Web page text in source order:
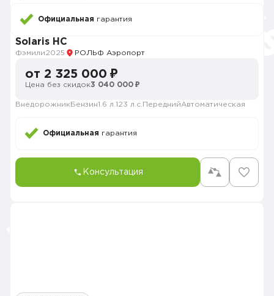
Официальная гарантия
Solaris HC
Фэмили2025 РОЛЬФ Аэропорт
от 2 325 000 ₽
Цена без скидок3 040 000 ₽
Внедорожник Бензин1.6 л. 123 л.с. ПереднийАвтоматическая
Официальная гарантия
Консультация